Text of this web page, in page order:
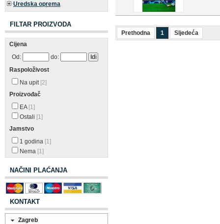
Uredska oprema
FILTAR PROIZVODA
Cijena
Od:
do:
Raspoloživost
Na upit [2]
Proizvođač
EA [1]
Ostali [1]
Jamstvo
1 godina [1]
Nema [1]
NAČINI PLAĆANJA
KONTAKT
Zagreb
Prethodna 1 Sljedeća